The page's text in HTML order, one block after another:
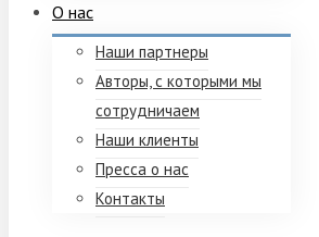
О нас
Наши партнеры
Авторы, с которыми мы
сотрудничаем
Наши клиенты
Пресса о нас
Контакты